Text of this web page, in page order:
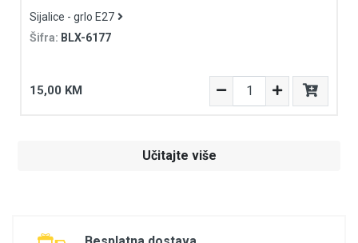
Sijalice - grlo E27
Šifra: BLX-6177
15,00 KM
Učitajte više